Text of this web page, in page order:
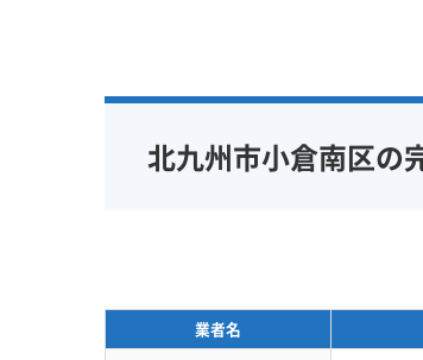
北九州市小倉南区の
業者名